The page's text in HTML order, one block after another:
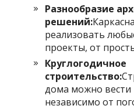
Разнообразие
решений:
реализовать
проекты, от
Круглогодичное
строительство:
дома можно вести
независимо от